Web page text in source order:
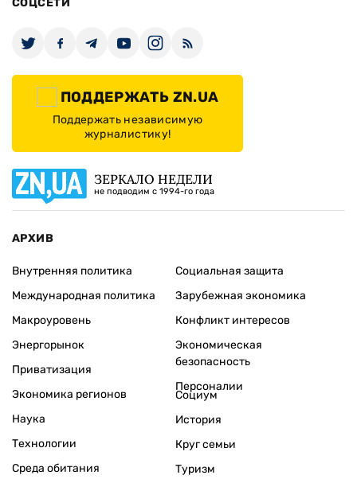
СОЦСЕТИ
ПОДДЕРЖАТЬ ZN.UA
Поддержать независимую
журналистику!
ЗЕРКАЛО НЕДЕЛИ
не подводим с 1994-го года
АРХИВ
Внутренняя политика
Международная политика
Макроуровень
Энергорынок
Приватизация
Экономика регионов
Социальная защита
Зарубежная экономика
Конфликт интересов
Экономическая
безопасность
Персоналии
Наука
Технологии
Среда обитания
Социум
История
Круг семьи
Туризм